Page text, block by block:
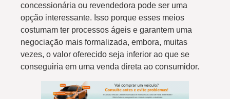
concessionária ou revendedora pode ser uma
opção interessante. Isso porque esses meios
costumam ter processos ágeis e garantem uma
negociação mais formalizada, embora, muitas
vezes, o valor oferecido seja inferior ao que se
conseguiria em uma venda direta ao consumidor.